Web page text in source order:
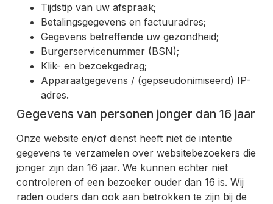
Tijdstip van uw afspraak;
Betalingsgegevens en factuuradres;
Gegevens betreffende uw gezondheid;
Burgerservicenummer (BSN);
Klik- en bezoekgedrag;
Apparaatgegevens / (gepseudonimiseerd) IP-
adres.
Gegevens van personen jonger dan 16 jaar
Onze website en/of dienst heeft niet de intentie
gegevens te verzamelen over websitebezoekers die
jonger zijn dan 16 jaar. We kunnen echter niet
controleren of een bezoeker ouder dan 16 is. Wij
raden ouders dan ook aan betrokken te zijn bij de